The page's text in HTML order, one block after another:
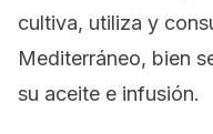
cultiva, utiliza y
Mediterráneo, bien
su aceite e infusión.